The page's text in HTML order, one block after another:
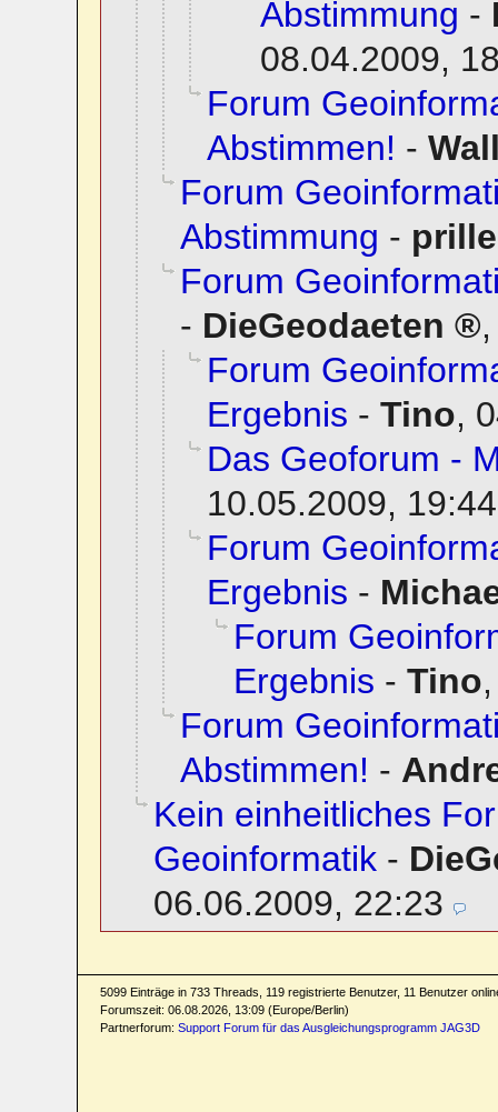
Abstimmung -
08.04.2009,
Forum
Abstimmen! -
Forum
Abstimmung -
Forum
- DieGeodaeten
Forum
Ergebnis - Tino,
Das Geoforum -
10.05.2009, 19:44
Forum
Ergebnis -
Forum
Ergebnis - Tino
Forum
Abstimmen! -
Kein einheitliches
Geoinformatik-
06.06.2009, 22:23
5099 Einträge in 733 Threads, 119 registrierte Benutzer, 11 Benutzer
Forumszeit: 06.08.2026, 13:09 (Europe/Berlin)
Partnerforum: Support Forum für das Ausgleichungsprogramm JAG3D